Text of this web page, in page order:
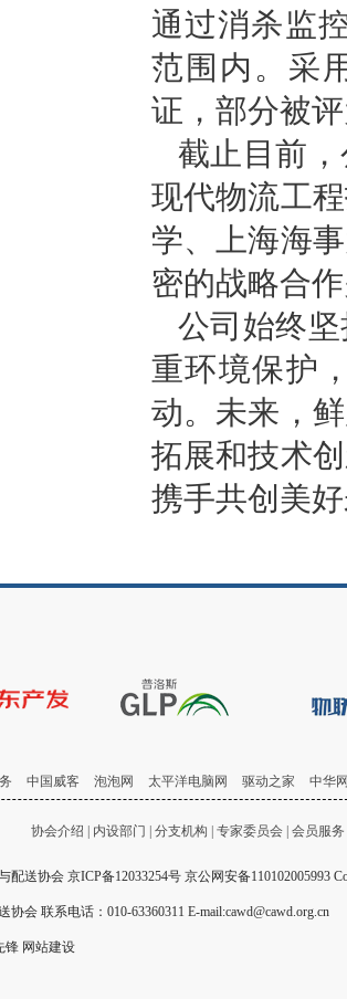
通过消杀监
范围内。采
证，部分被
截止目前
现代物流工
学、上海海
密的战略合
公司始终
重环境保护
动。未来，
拓展和技术
携手共创美
中国威客 泡泡网 太平洋电脑网 驱动之家 中华
协会介绍 内设部门 分支机构 专家委员会 会员服务
配送协会 京ICP备12033254号 京公网安备110102005993
会 联系电话：010-63360311 E-mail:cawd@cawd.org.cn
锋 网站建设